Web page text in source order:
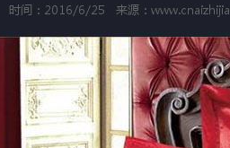
时间：2016/6/25 来源：